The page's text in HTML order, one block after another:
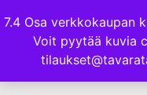
7.4 Osa verkkokaupan
Voit pyytää kuvia
ILMAINEN